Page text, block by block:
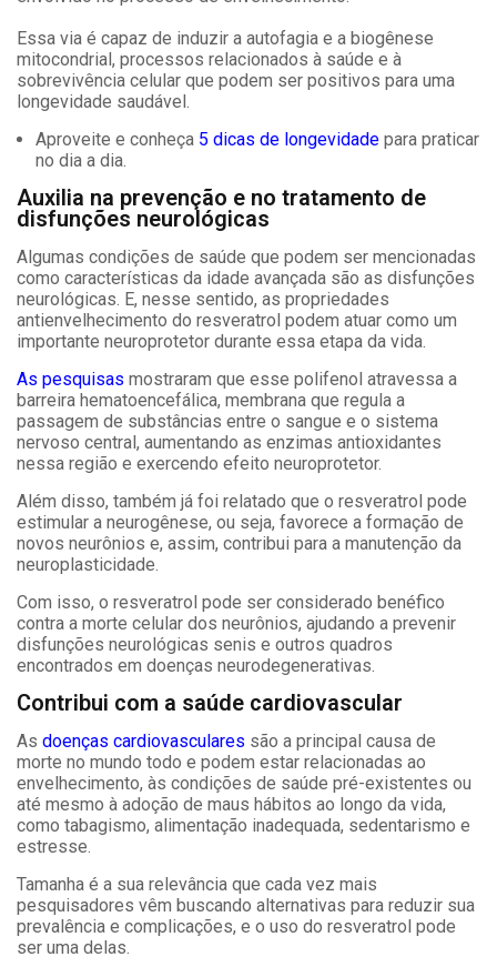
Essa via é capaz de induzir a autofagia e a biogênese
mitocondrial, processos relacionados à saúde e à
sobrevivência celular que podem ser positivos para uma
longevidade saudável.
Aproveite e conheça 5 dicas de longevidade para praticar
no dia a dia.
Auxilia na prevenção e no tratamento de
disfunções neurológicas
Algumas condições de saúde que podem ser mencionadas
como características da idade avançada são as disfunções
neurológicas. E, nesse sentido, as propriedades
antienvelhecimento do resveratrol podem atuar como um
importante neuroprotetor durante essa etapa da vida.
As pesquisas mostraram que esse polifenol atravessa a
barreira hematoencefálica, membrana que regula a
passagem de substâncias entre o sangue e o sistema
nervoso central, aumentando as enzimas antioxidantes
nessa região e exercendo efeito neuroprotetor.
Além disso, também já foi relatado que o resveratrol pode
estimular a neurogênese, ou seja, favorece a formação de
novos neurônios e, assim, contribui para a manutenção da
neuroplasticidade.
Com isso, o resveratrol pode ser considerado benéfico
contra a morte celular dos neurônios, ajudando a prevenir
disfunções neurológicas senis e outros quadros
encontrados em doenças neurodegenerativas.
Contribui com a saúde cardiovascular
As doenças cardiovasculares são a principal causa de
morte no mundo todo e podem estar relacionadas ao
envelhecimento, às condições de saúde pré-existentes ou
até mesmo à adoção de maus hábitos ao longo da vida,
como tabagismo, alimentação inadequada, sedentarismo e
estresse.
Tamanha é a sua relevância que cada vez mais
pesquisadores vêm buscando alternativas para reduzir sua
prevalência e complicações, e o uso do resveratrol pode
ser uma delas.